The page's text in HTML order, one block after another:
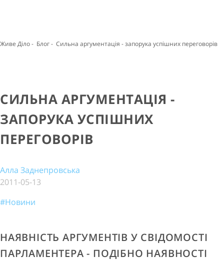
Живе Діло- Блог- Сильна аргументація - запорука успішних переговорів
СИЛЬНА АРГУМЕНТАЦІЯ -
ЗАПОРУКА УСПІШНИХ
ПЕРЕГОВОРІВ
Алла Заднепровська
2011-05-13
#Новини
НАЯВНІСТЬ АРГУМЕНТІВ У СВІДОМОСТІ
ПАРЛАМЕНТЕРА - ПОДІБНО НАЯВНОСТІ